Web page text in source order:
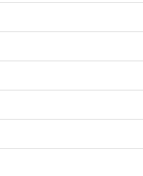
[2023추석 연휴] 9월
[사은품 추가]전제품